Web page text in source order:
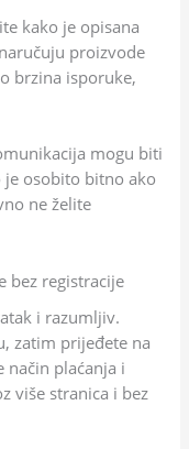
kako je opisana
proizvode
brzina isporuke,
mogu biti
je osobito bitno ako
ne želite
bez registracije
i razumljiv.
zatim prijeđete na
način plaćanja i
više stranica i bez